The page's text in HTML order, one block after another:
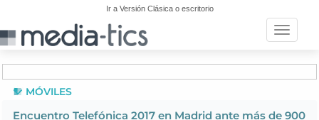
Ir a Versión Clásica o escritorio
Toggle
MÓVILES
Encuentro Telefónica 2017 en Madrid ante más de 900